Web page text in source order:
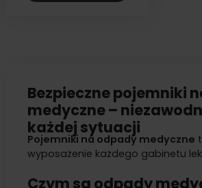
Bezpieczne pojemniki
medyczne –
każdej sytuacji
Pojemniki na odpady medyczne
wyposażenie każdego gabinetu
kosmetycznego. Ich podstawową
Czym są odpady